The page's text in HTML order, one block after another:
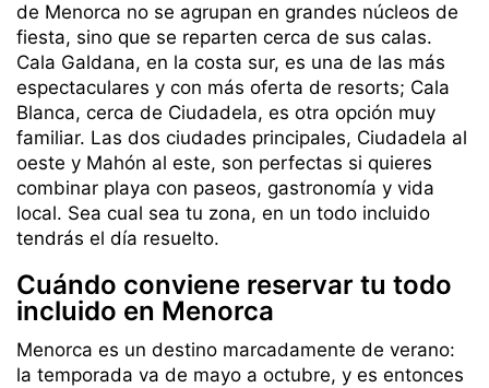
de Menorca no se agrupan en grandes núcleos de
fiesta, sino que se reparten cerca de sus calas.
Cala Galdana, en la costa sur, es una de las más
espectaculares y con más oferta de resorts; Cala
Blanca, cerca de Ciudadela, es otra opción muy
familiar. Las dos ciudades principales, Ciudadela al
oeste y Mahón al este, son perfectas si quieres
combinar playa con paseos, gastronomía y vida
local. Sea cual sea tu zona, en un todo incluido
tendrás el día resuelto.
Cuándo conviene reservar tu todo
incluido en Menorca
Menorca es un destino marcadamente de verano:
la temporada va de mayo a octubre, y es entonces